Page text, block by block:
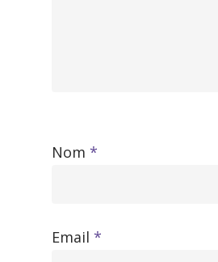
Nom *
Email *